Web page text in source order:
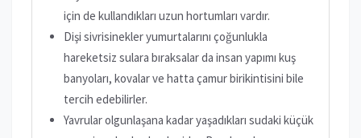
için de kullandıkları uzun hortumları vardır.
Dişi sivrisinekler yumurtalarını çoğunlukla
hareketsiz sulara bıraksalar da insan yapımı kuş
banyoları, kovalar ve hatta çamur birikintisini bile
tercih edebilirler.
Yavrular olgunlaşana kadar yaşadıkları sudaki küçük